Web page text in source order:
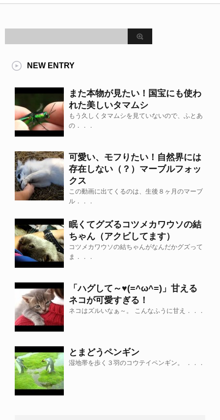
NEW ENTRY
また本物が見たい！国宝にも使わ
れた美しいタマムシ
もう久しくタマムシを見ていないので、ふとあ
の．．．
可愛い、モフりたい！自然界には
存在しない（？）マーブルフォッ
クス
この動画に出てくるのは、生後８ヶ月のマーブ
ル．．．
眠くてグズるコツメカワウソの結
ちゃん（アクビしてます）
コツメカワウソの結ちゃんがなんだかグズって
ま．．．
「ハグして～♥(=^ω^=)」甘える
ネコが可愛すぎる！
ネコはズルいなぁ～。 こんなふうに甘え．．．
とまどうペンギン
湿地帯を歩く３羽のコウテイペンギン。 ．．．